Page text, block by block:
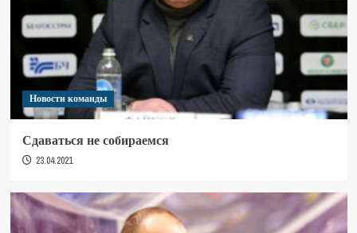
Новости команды
Сдаваться не собираемся
23.04.2021